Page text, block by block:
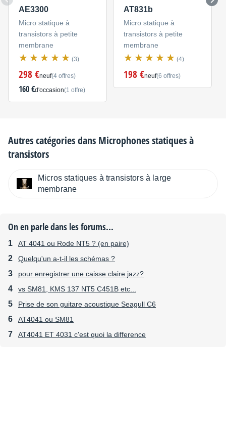
AE3300
Micro statique à
transistors à petite
membrane
(3)
298 €neuf(4 offres)
160 €d'occasion(1 offre)
AT831b
Micro statique à
transistors à petite
membrane
(4)
198 €neuf(6 offres)
Autres catégories dans Microphones statiques à
transistors
Micros statiques à transistors à large
membrane
On en parle dans les forums...
AT 4041 ou Rode NT5 ? (en paire)
Quelqu'un a-t-il les schémas ?
pour enregistrer une caisse claire jazz?
vs SM81, KMS 137 NT5 C451B etc...
Prise de son guitare acoustique Seagull C6
AT4041 ou SM81
AT4041 ET 4031 c'est quoi la difference